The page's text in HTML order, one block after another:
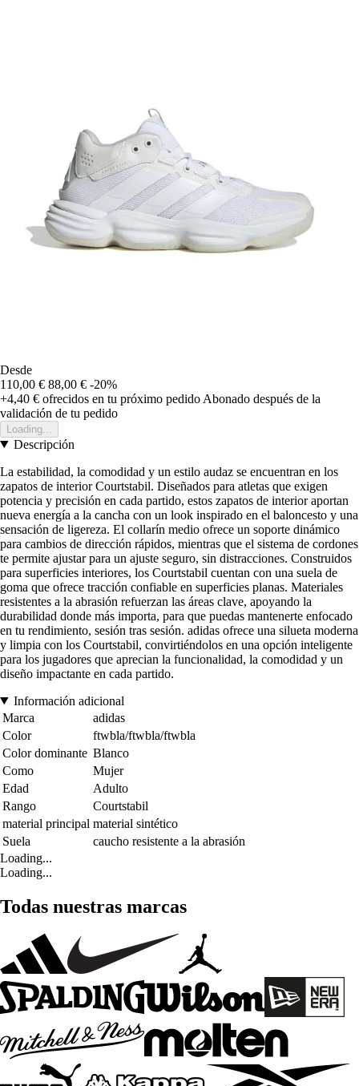
Desde
110,00 € 88,00 € -20%
+4,40 € ofrecidos en tu próximo pedido Abonado después de la
validación de tu pedido
Loading...
Descripción
La estabilidad, la comodidad y un estilo audaz se encuentran en los
zapatos de interior Courtstabil. Diseñados para atletas que exigen
potencia y precisión en cada partido, estos zapatos de interior aportan
nueva energía a la cancha con un look inspirado en el baloncesto y una
sensación de ligereza. El collarín medio ofrece un soporte dinámico
para cambios de dirección rápidos, mientras que el sistema de cordones
te permite ajustar para un ajuste seguro, sin distracciones. Construidos
para superficies interiores, los Courtstabil cuentan con una suela de
goma que ofrece tracción confiable en superficies planas. Materiales
resistentes a la abrasión refuerzan las áreas clave, apoyando la
durabilidad donde más importa, para que puedas mantenerte enfocado
en tu rendimiento, sesión tras sesión. adidas ofrece una silueta moderna
y limpia con los Courtstabil, convirtiéndolos en una opción inteligente
para los jugadores que aprecian la funcionalidad, la comodidad y un
diseño impactante en cada partido.
Información adicional
Marca
adidas
Color
ftwbla/ftwbla/ftwbla
Color dominante Blanco
Como
Mujer
Edad
Adulto
Rango
Courtstabil
material principal material sintético
Suela
caucho resistente a la abrasión
Loading...
Loading...
Todas nuestras marcas